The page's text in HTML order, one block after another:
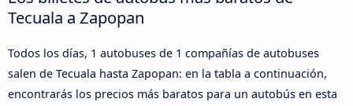
Tecuala a Zapopan
Todos los días, 1 autobuses de 1 compañías de autobuses
salen de Tecuala hasta Zapopan: en la tabla a continuación,
encontrarás los precios más baratos para un autobús en esta